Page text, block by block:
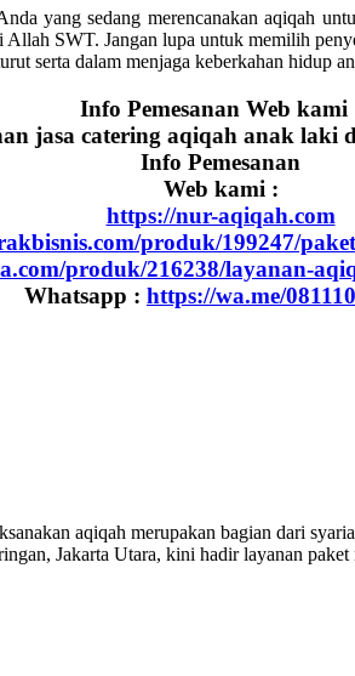
yang sedang merencanakan aqiqah
SWT. Jangan lupa untuk memilih
serta dalam menjaga keberkahan hidup
Info Pemesanan Web kami
jasa catering aqiqah anak laki
Info Pemesanan
Web kami :
https://nur-aqiqah.com
produk/199247/
produk/216238/layanan-
Whatsapp : https://wa.me/
aqiqah merupakan bagian dari
Jakarta Utara, kini hadir layanan